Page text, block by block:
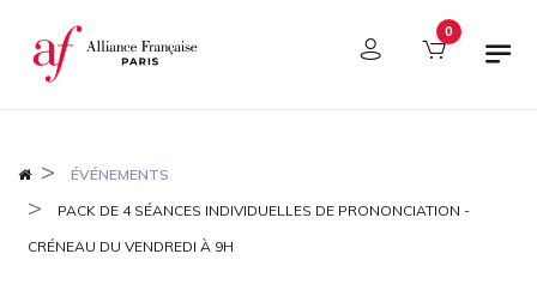
Panneau de gestion des cookies 0
ÉVÉNEMENTS
PACK DE 4 SÉANCES INDIVIDUELLES DE PRONONCIATION -
CRÉNEAU DU VENDREDI À 9H